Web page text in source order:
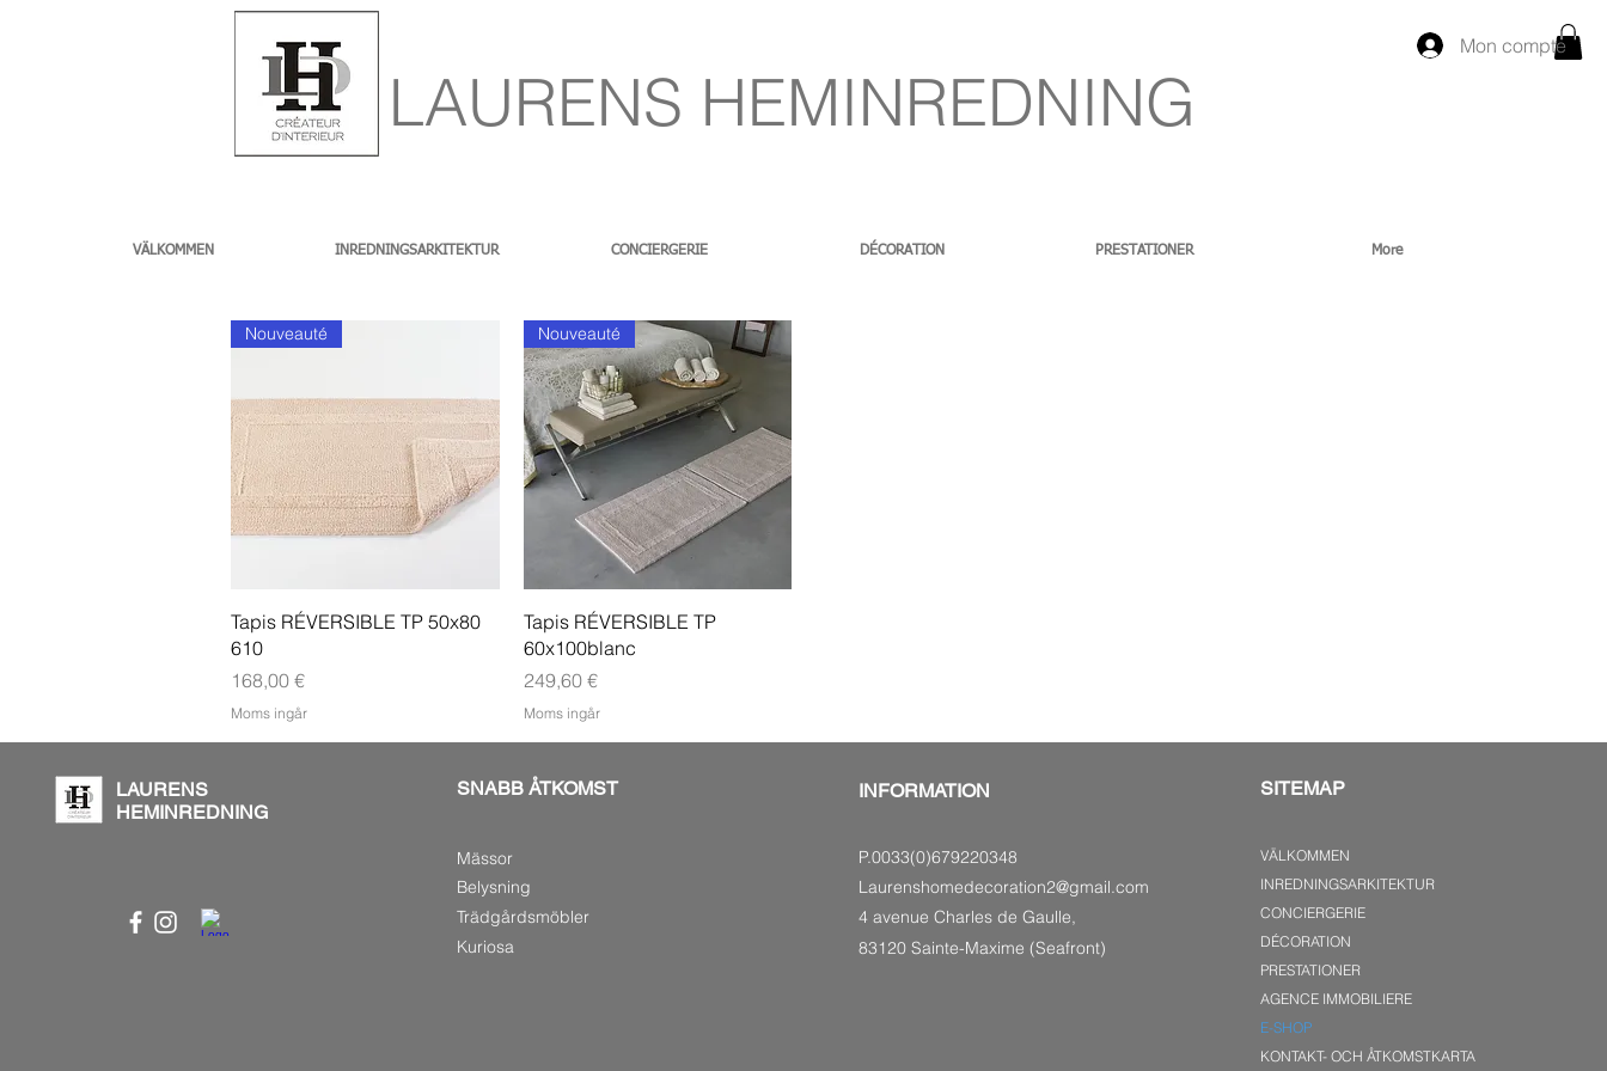
Mon compte
LAURENS HEMINREDNING
VÄLKOMMEN INREDNINGSARKITEKTUR CONCIERGERIE DÉCORATION PRESTATIONER More
Snabbvisning
Nouveauté
Tapis RÉVERSIBLE TP 50x80
610
Pris
168,00 €
Moms ingår
Snabbvisning
Nouveauté
Tapis RÉVERSIBLE TP
60x100blanc
Pris
249,60 €
Moms ingår
LAURENS
HEMINREDNING
SNABB ÅTKOMST
Mässor
Belysning
Trädgårdsmöbler
Kuriosa
INFORMATION
P.0033(0)679220348
Laurenshomedecoration2@gmail.com
4 avenue Charles de Gaulle,
83120 Sainte-Maxime (Seafront)
SITEMAP
VÄLKOMMEN
INREDNINGSARKITEKTUR
CONCIERGERIE
DÉCORATION
PRESTATIONER
AGENCE IMMOBILIERE
E-SHOP
KONTAKT- OCH ÅTKOMSTKARTA